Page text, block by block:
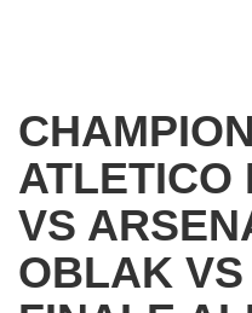
ATLETICO
VS
OBLAK VS